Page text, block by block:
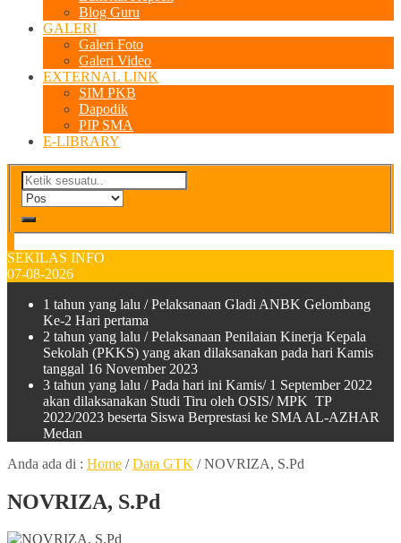
Blog Guru
GALERI
Galeri Foto
Galeri Video
EXTERNAL LINK
SIM PKB
Dapodik
PIP SMA
E-LIBRARY
SEKILAS INFO
07-08-2026
1 tahun yang lalu / Pelaksanaan Gladi ANBK Gelombang
Ke-2 Hari pertama
2 tahun yang lalu / Pelaksanaan Penilaian Kinerja Kepala
Sekolah (PKKS) yang akan dilaksanakan pada hari Kamis
tanggal 16 November 2023
3 tahun yang lalu / Pada hari ini Kamis/ 1 September 2022
akan dilaksanakan Studi Tiru oleh OSIS/ MPK TP
2022/2023 beserta Siswa Berprestasi ke SMA AL-AZHAR
Medan
Anda ada di : Home /Data GTK /NOVRIZA, S.Pd
NOVRIZA, S.Pd